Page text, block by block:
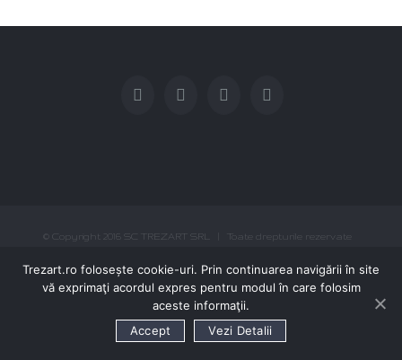
© Copyright 2016 SC TREZART SRL | Toate drepturile rezervate
0740-046.140 / 0758-067.111 TRIMITE EMAIL
Trezart.ro folosește cookie-uri. Prin continuarea navigării în site
vă exprimaţi acordul expres pentru modul în care folosim
aceste informaţii.
Accept
Vezi Detalii